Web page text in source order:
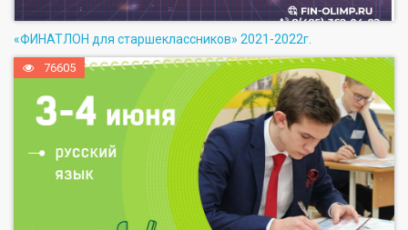
«ФИНАТЛОН для старшеклассников» 2021-2022г.
76605